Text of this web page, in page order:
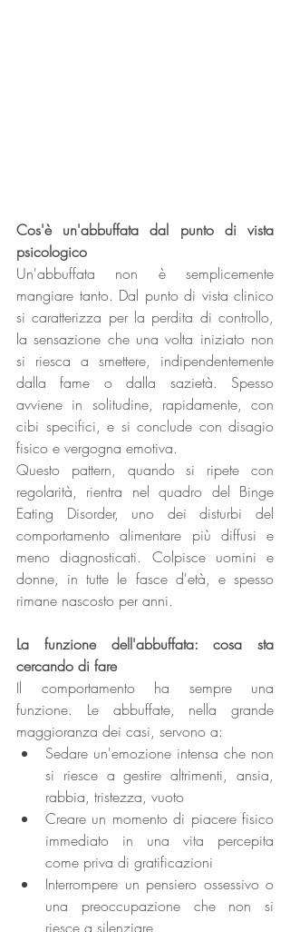
Cos'è un'abbuffata dal punto di vista
psicologico
Un'abbuffata non è semplicemente
mangiare tanto. Dal punto di vista clinico
si caratterizza per la perdita di controllo,
la sensazione che una volta iniziato non
si riesca a smettere, indipendentemente
dalla fame o dalla sazietà. Spesso
avviene in solitudine, rapidamente, con
cibi specifici, e si conclude con disagio
fisico e vergogna emotiva.
Questo pattern, quando si ripete con
regolarità, rientra nel quadro del Binge
Eating Disorder, uno dei disturbi del
comportamento alimentare più diffusi e
meno diagnosticati. Colpisce uomini e
donne, in tutte le fasce d'età, e spesso
rimane nascosto per anni.
La funzione dell'abbuffata: cosa sta
cercando di fare
Il comportamento ha sempre una
funzione. Le abbuffate, nella grande
maggioranza dei casi, servono a:
Sedare un'emozione intensa che non
si riesce a gestire altrimenti, ansia,
rabbia, tristezza, vuoto
Creare un momento di piacere fisico
immediato in una vita percepita
come priva di gratificazioni
Interrompere un pensiero ossessivo o
una preoccupazione che non si
riesce a silenziare